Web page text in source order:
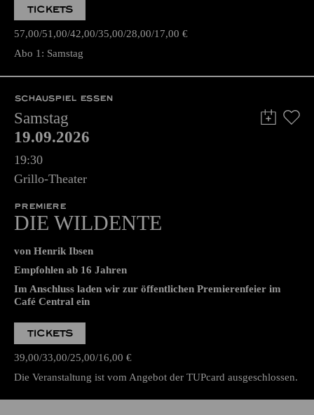
TICKETS
57,00 51,00 42,00 35,00 28,00 17,00 €
Abo 1: Samstag
SCHAUSPIEL ESSEN
Samstag
19.09.2026
19:30
Grillo-Theater
PREMIERE
DIE WILDENTE
von Henrik Ibsen
Empfohlen ab 16 Jahren
Im Anschluss laden wir zur öffentlichen Premierenfeier im
Café Central ein
TICKETS
39,00 33,00 25,00 16,00 €
Die Veranstaltung ist vom Angebot der TUPcard ausgeschlossen.